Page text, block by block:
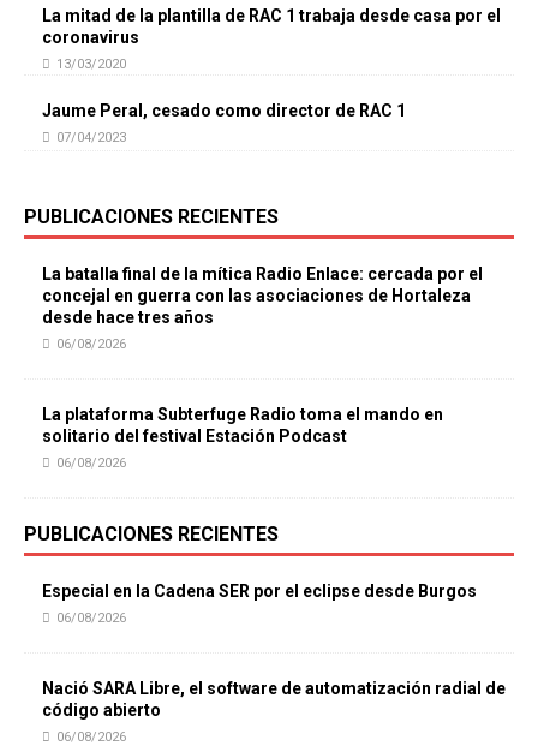
La mitad de la plantilla de RAC 1 trabaja desde casa por el
coronavirus
13/03/2020
Jaume Peral, cesado como director de RAC 1
07/04/2023
PUBLICACIONES RECIENTES
La batalla final de la mítica Radio Enlace: cercada por el
concejal en guerra con las asociaciones de Hortaleza
desde hace tres años
06/08/2026
La plataforma Subterfuge Radio toma el mando en
solitario del festival Estación Podcast
06/08/2026
PUBLICACIONES RECIENTES
Especial en la Cadena SER por el eclipse desde Burgos
06/08/2026
Nació SARA Libre, el software de automatización radial de
código abierto
06/08/2026